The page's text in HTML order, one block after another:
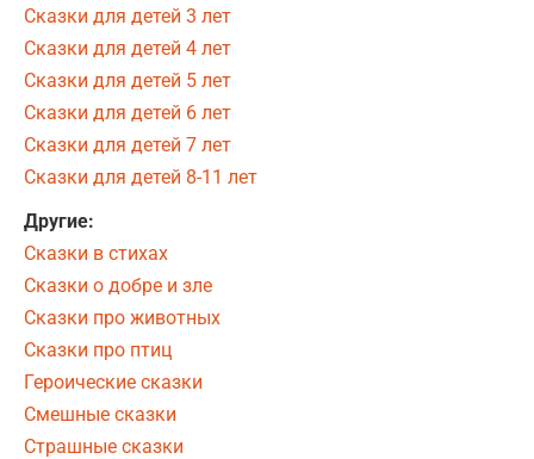
Сказки для детей 3 лет
Сказки для детей 4 лет
Сказки для детей 5 лет
Сказки для детей 6 лет
Сказки для детей 7 лет
Сказки для детей 8-11 лет
Другие:
Сказки в стихах
Сказки о добре и зле
Сказки про животных
Сказки про птиц
Героические сказки
Смешные сказки
Страшные сказки